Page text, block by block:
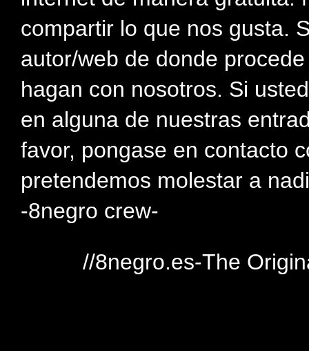
compartir lo que nos gusta.
autor/web de donde
hagan con nosotros. Si
en alguna de nuestras
favor, pongase en contacto
pretendemos molestar a
-8negro crew-
//8negro.es-The